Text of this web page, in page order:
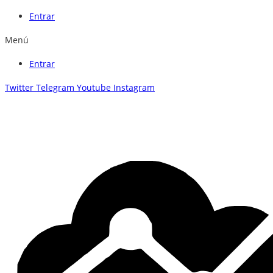
Entrar
Menú
Entrar
Twitter Telegram Youtube Instagram